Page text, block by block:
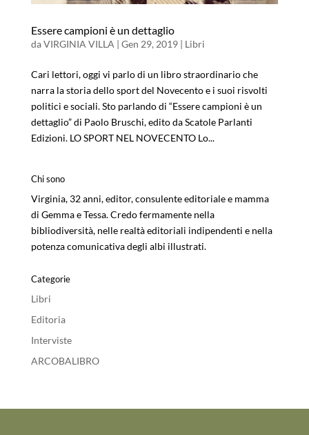
Essere campioni è un dettaglio
daVIRGINIA VILLA | Gen 29, 2019| Libri
Cari lettori, oggi vi parlo di un libro straordinario che
narra la storia dello sport del Novecento e i suoi risvolti
politici e sociali. Sto parlando di “Essere campioni è un
dettaglio” di Paolo Bruschi, edito da Scatole Parlanti
Edizioni. LO SPORT NEL NOVECENTO Lo...
Chi sono
Virginia, 32 anni, editor, consulente editoriale e mamma
di Gemma e Tessa. Credo fermamente nella
bibliodiversità, nelle realtà editoriali indipendenti e nella
potenza comunicativa degli albi illustrati.
Categorie
Libri
Editoria
Interviste
ARCOBALIBRO